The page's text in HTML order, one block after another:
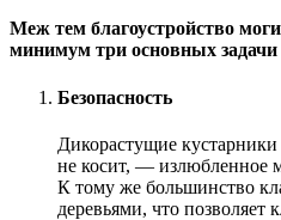
Меж тем благоустройство
минимум три основных
Безопасность
Дикорастущие
не косит, — излюбленное
К тому же большинство
деревьями, что позволяет